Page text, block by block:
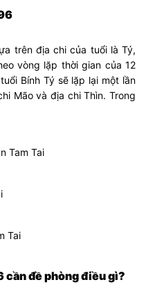
trên địa chi của tuổi là Tý,
vòng lặp thời gian của 12
Bính Tý sẽ lặp lại một lần
Mão và địa chi Thìn. Trong
Tam Tai
Tai
cần đề phòng điều gì?